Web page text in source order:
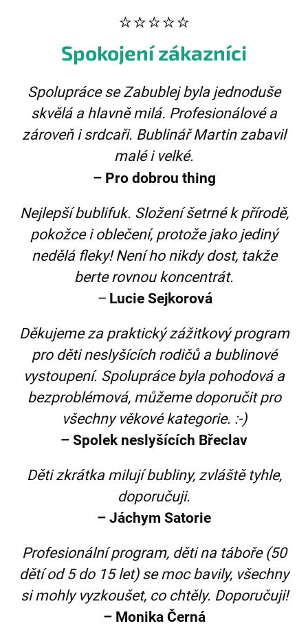
⭐⭐⭐⭐⭐
Spokojení zákazníci
Spolupráce se Zabublej byla jednoduše
skvělá a hlavně milá. Profesionálové a
zároveň i srdcaři. Bublinář Martin zabavil
malé i velké.
– Pro dobrou thing
Nejlepší bublifuk. Složení šetrné k přírodě,
pokožce i oblečení, protože jako jediný
nedělá fleky! Není ho nikdy dost, takže
berte rovnou koncentrát.
– Lucie Sejkorová
Děkujeme za praktický zážitkový program
pro děti neslyšících rodičů a bublinové
vystoupení. Spolupráce byla pohodová a
bezproblémová, můžeme doporučit pro
všechny věkové kategorie. :-)
– Spolek neslyšících Břeclav
Děti zkrátka milují bubliny, zvláště tyhle,
doporučuji.
– Jáchym Satorie
Profesionální program, děti na táboře (50
dětí od 5 do 15 let) se moc bavily, všechny
si mohly vyzkoušet, co chtěly. Doporučuji!
– Monika Černá